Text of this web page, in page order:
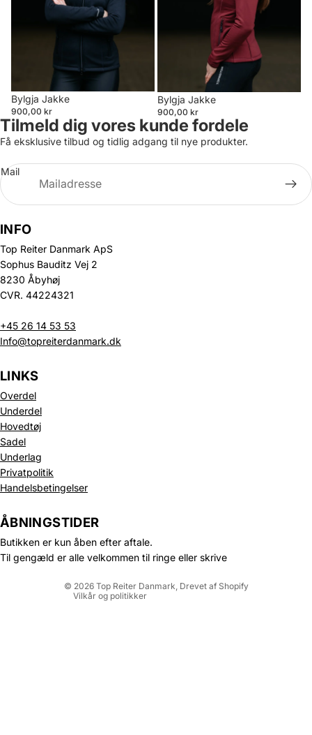
Bylgja Jakke
900,00 kr
Bylgja Jakke
900,00 kr
Tilmeld dig vores kunde fordele
Få eksklusive tilbud og tidlig adgang til nye produkter.
Mail
INFO
Top Reiter Danmark ApS
Sophus Bauditz Vej 2
8230 Åbyhøj
CVR. 44224321
+45 26 14 53 53
Info@topreiterdanmark.dk
LINKS
Overdel
Underdel
Hovedtøj
Sadel
Underlag
Privatpolitik
Handelsbetingelser
ÅBNINGSTIDER
Butikken er kun åben efter aftale.
Til gengæld er alle velkommen til ringe eller skrive
© 2026 Top Reiter Danmark , Drevet af Shopify
Vilkår og politikker
Politik om beskyttelse af persondata
Refusionspolitik
Leveringspolitik
Kontaktinformation